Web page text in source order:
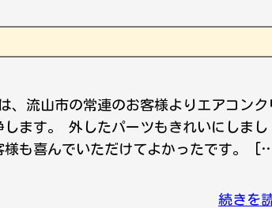
、流山市の常連のお客様よりエアコンク
ます。 外したパーツもきれいにしまし
様も喜んでいただけてよかったです。
続きを